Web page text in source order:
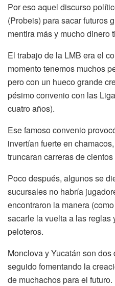
Por eso aquel discurso
(Probeis) para sacar futuros
mentira más y mucho dinero
El trabajo de la LMB era el
momento tenemos muchos
pero con un hueco grande
pésimo convenio con las
cuatro años).
Ese famoso convenio
invertían fuerte en
truncaran carreras de
Poco después, algunos se
sucursales no habría
encontraron la manera
sacarle la vuelta a las reglas
peloteros.
Monclova y Yucatán son
seguido fomentando la
de muchachos para el